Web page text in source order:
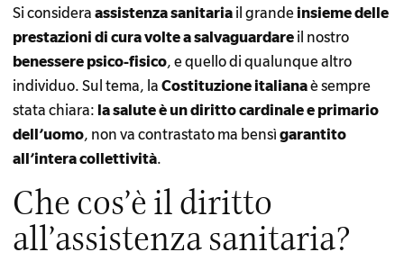
Si considera assistenza sanitariail grande insieme delle
prestazioni di cura volte a salvaguardareil nostro
benessere psico-fisico, e quello di qualunque altro
individuo. Sul tema, la Costituzione italianaè sempre
stata chiara: la salute è un diritto cardinale e primario
dell’uomo, non va contrastato ma bensì garantito
all’intera collettività.
Che cos’è il diritto
all’assistenza sanitaria?